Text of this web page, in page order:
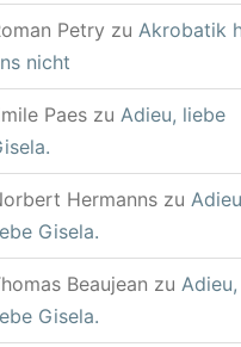
Petry zu Akrobatik
nicht
Paeszu Adieu, liebe
Hermannszu
Gisela.
Beaujean zu Adieu,
Gisela.